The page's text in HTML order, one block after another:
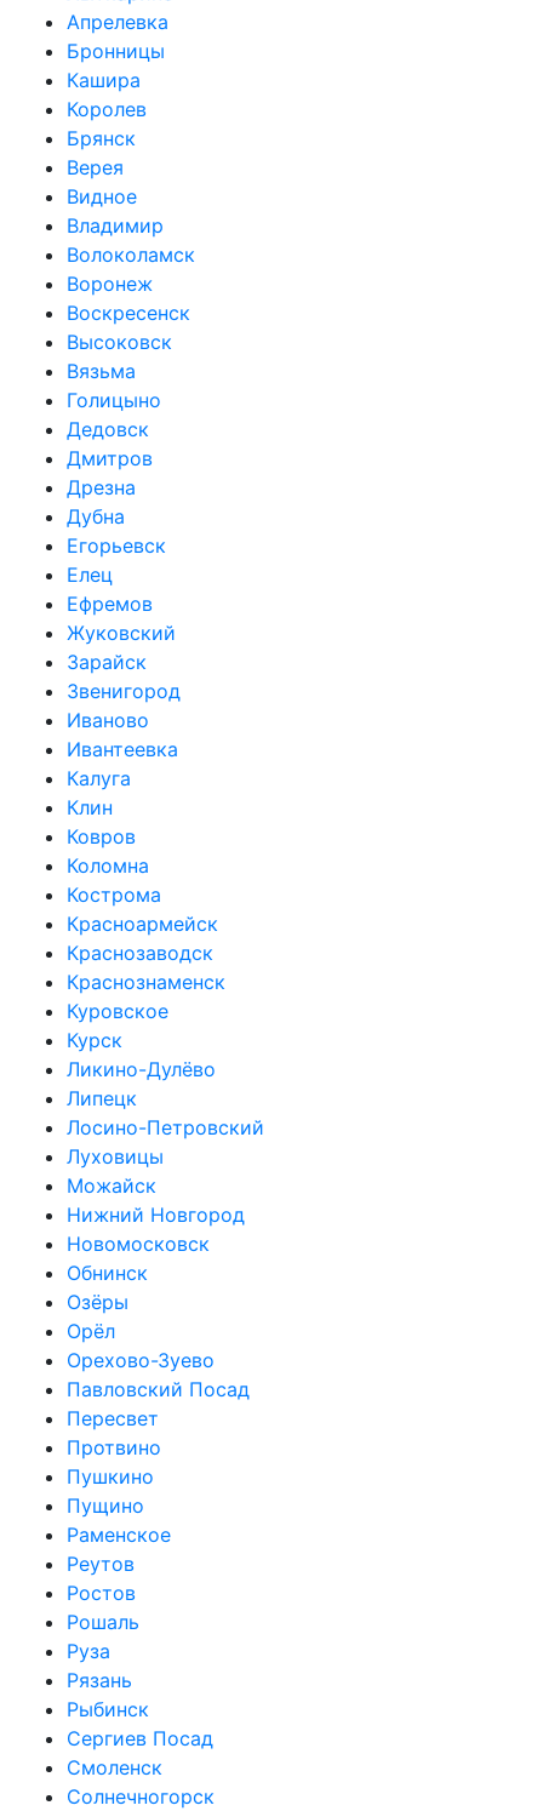
Апрелевка
Бронницы
Кашира
Королев
Брянск
Верея
Видное
Владимир
Волоколамск
Воронеж
Воскресенск
Высоковск
Вязьма
Голицыно
Дедовск
Дмитров
Дрезна
Дубна
Егорьевск
Елец
Ефремов
Жуковский
Зарайск
Звенигород
Иваново
Ивантеевка
Калуга
Клин
Ковров
Коломна
Кострома
Красноармейск
Краснозаводск
Краснознаменск
Куровское
Курск
Ликино-Дулёво
Липецк
Лосино-Петровский
Луховицы
Можайск
Нижний Новгород
Новомосковск
Обнинск
Озёры
Орёл
Орехово-Зуево
Павловский Посад
Пересвет
Протвино
Пушкино
Пущино
Раменское
Реутов
Ростов
Рошаль
Руза
Рязань
Рыбинск
Сергиев Посад
Смоленск
Солнечногорск